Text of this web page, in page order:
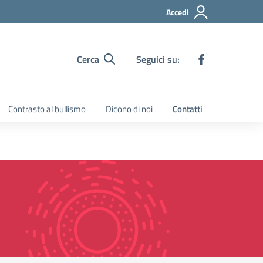
Accedi
Cerca Seguici su:
Contrasto al bullismo Dicono di noi Contatti